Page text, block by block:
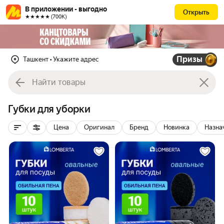
В приложении - выгодно
★★★★★ (700К)
Открыть
Ташкент • Укажите адрес Призы
Губки для уборки
Цена Оригинал Бренд Новинка